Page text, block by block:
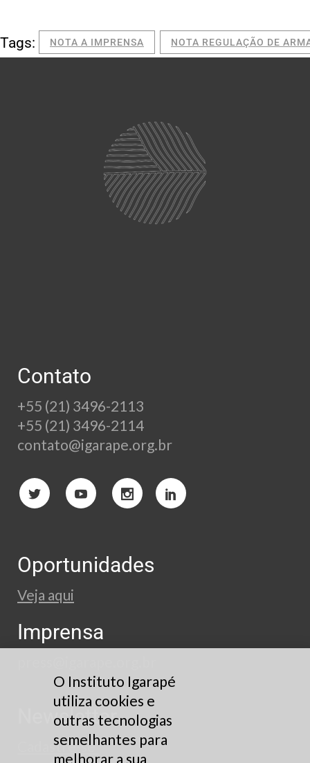
Tags: NOTA A IMPRENSA NOTA REGULAÇÃO DE
Contato
+55 (21) 3496-2113
+55 (21) 3496-2114
contato@igarape.org.br
Oportunidades
Veja aqui
Imprensa
Newsletter
Cadastre-se
O Instituto Igarapé
utiliza cookies e
outras tecnologias
semelhantes para
melhorar a sua